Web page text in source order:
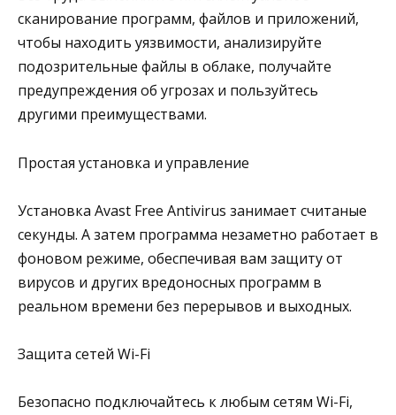
сканирование программ, файлов и приложений,
чтобы находить уязвимости, анализируйте
подозрительные файлы в облаке, получайте
предупреждения об угрозах и пользуйтесь
другими преимуществами.
Простая установка и управление
Установка Avast Free Antivirus занимает считаные
секунды. А затем программа незаметно работает в
фоновом режиме, обеспечивая вам защиту от
вирусов и других вредоносных программ в
реальном времени без перерывов и выходных.
Защита сетей Wi-Fi
Безопасно подключайтесь к любым сетям Wi-Fi,